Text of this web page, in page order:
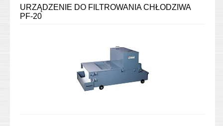
URZĄDZENIE DO FILTROWANIA CHŁODZIWA
PF-20